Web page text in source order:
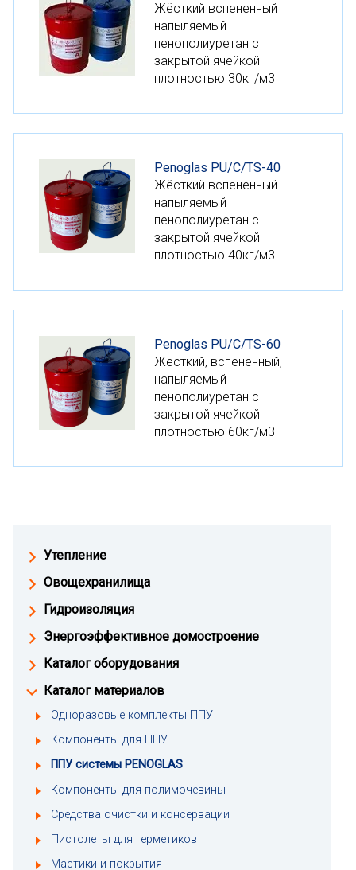
Утепление
Овощехранилища
Гидроизоляция
Энергоэффективное домостроение
Каталог оборудования
Каталог материалов
Одноразовые комплекты ППУ
Компоненты для ППУ
ППУ системы PENOGLAS
Компоненты для полимочевины
Средства очистки и консервации
Пистолеты для герметиков
Мастики и покрытия
Жёсткий вспененный
напыляемый
пенополиуретан с
закрытой ячейкой
плотностью 30кг/м3
Penoglas PU/C/TS-40
Жёсткий вспененный
напыляемый
пенополиуретан с
закрытой ячейкой
плотностью 40кг/м3
Penoglas PU/С/TS-60
Жёсткий, вспененный,
напыляемый
пенополиуретан с
закрытой ячейкой
плотностью 60кг/м3